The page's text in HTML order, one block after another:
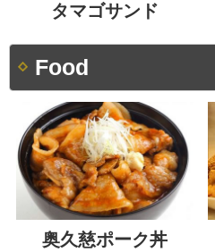
タマゴサンド
Food
奥久慈ポーク丼